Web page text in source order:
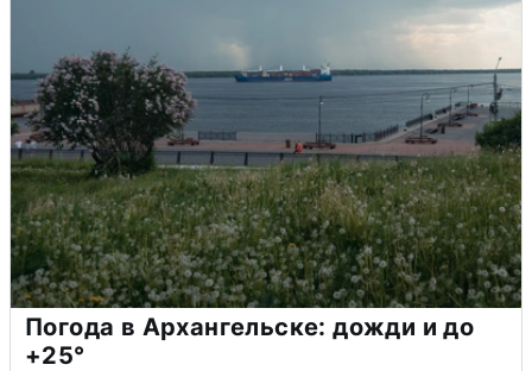
Погода в Архангельске: дожди и до
+25°